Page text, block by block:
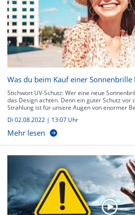
Was du beim Kauf einer Sonnenbrille
Stichwort UV-Schutz: Wer eine neue
das Design achten. Denn ein guter Schutz vor
Strahlung ist für unsere Augen von enormer
Di 02.08.2022 | 13:07 Uhr
Mehr lesen